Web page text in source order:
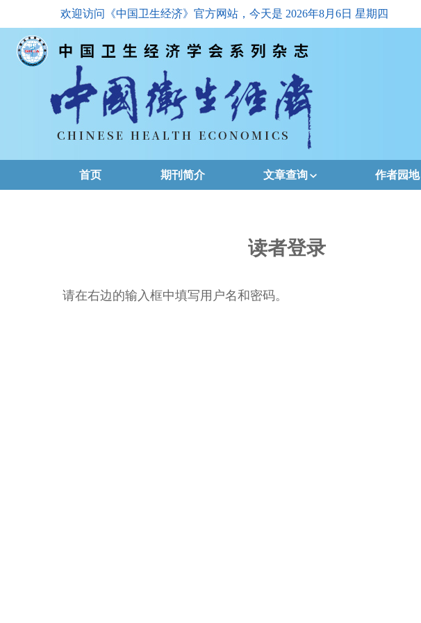
欢迎访问《中国卫生经济》官方网站，今天是 2026年8月6日 星期四
首页 期刊简介 文章查询
下载排名
作者园地
读者登录
请在右边的输入框中填写用户名和密码。